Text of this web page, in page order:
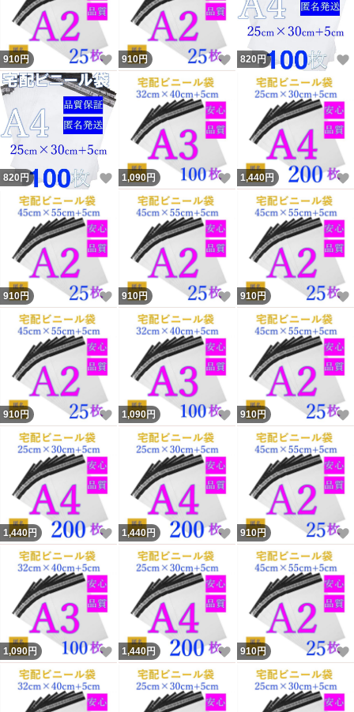
910円 いいね！
910円 いいね！
820円
820円 いいね！
1,090円 いいね！
1,440円
910円 いいね！
910円 いいね！
910円
910円 いいね！
1,090円 いいね！
910円
1,440円 いいね！
1,440円 いいね！
910円
1,090円 いいね！
1,440円 いいね！
910円